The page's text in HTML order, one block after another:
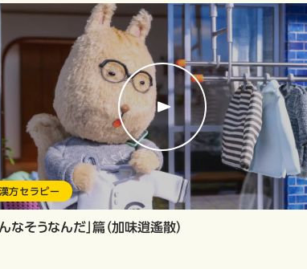
漢方セラピー
んなそうなんだ」篇（加味逍遙散）